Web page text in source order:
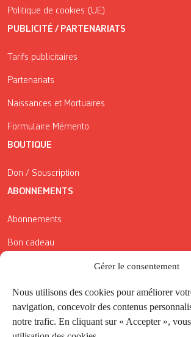
Gérer le consentement
Nous utilisons des cookies pour améliorer
navigation, concevoir des contenus
notre trafic. En cliquant sur « Accepter »,
Politique de cookies (UE)
PUBLICITÉ / PARTENARIATS
Tarifs publicitaires
Partenariats
Naissances et Mortuaires
Formulaire Mémento
BOUTIQUE
Don / Souscription
ABONNEMENTS
Abonnements
Bon cadeau
Conditions générales de vente
Réductions de la Carte Côté Courrier
Application